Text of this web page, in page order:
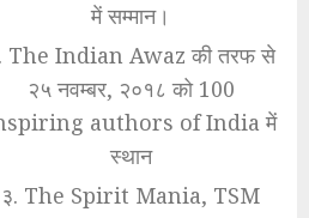
में सम्मान।
The Indian Awaz की तरफ से
२५ नवम्बर, २०१८ को 100
authors of India में
स्थान
३. The Spirit Mania, TSM